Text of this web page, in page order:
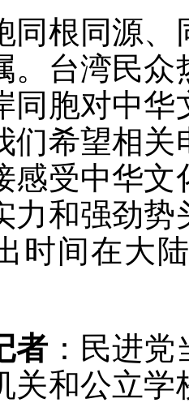
根同源、
。台湾民
同胞对中
们希望相
感受中华
力和强劲
时间在大
者 ：民进
关和公立